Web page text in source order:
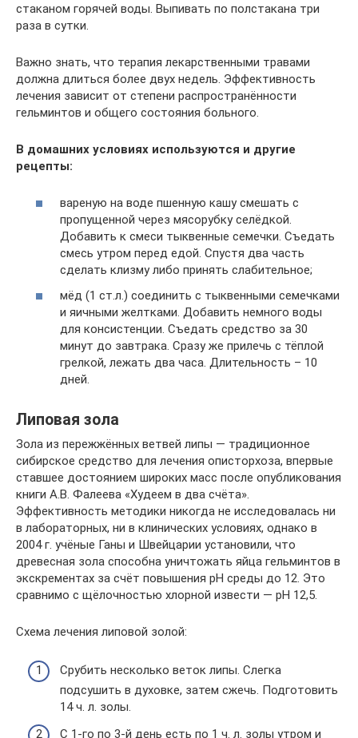
стаканом горячей воды. Выпивать по полстакана три
раза в сутки.
Важно знать, что терапия лекарственными травами
должна длиться более двух недель. Эффективность
лечения зависит от степени распространённости
гельминтов и общего состояния больного.
В домашних условиях используются и другие
рецепты:
вареную на воде пшенную кашу смешать с
пропущенной через мясорубку селёдкой.
Добавить к смеси тыквенные семечки. Съедать
смесь утром перед едой. Спустя два часть
сделать клизму либо принять слабительное;
мёд (1 ст.л.) соединить с тыквенными семечками
и яичными желтками. Добавить немного воды
для консистенции. Съедать средство за 30
минут до завтрака. Сразу же прилечь с тёплой
грелкой, лежать два часа. Длительность – 10
дней.
Липовая зола
Зола из пережжённых ветвей липы — традиционное
сибирское средство для лечения описторхоза, впервые
ставшее достоянием широких масс после опубликования
книги А.В. Фалеева «Худеем в два счёта».
Эффективность методики никогда не исследовалась ни
в лабораторных, ни в клинических условиях, однако в
2004 г. учёные Ганы и Швейцарии установили, что
древесная зола способна уничтожать яйца гельминтов в
экскрементах за счёт повышения pH среды до 12. Это
сравнимо с щёлочностью хлорной извести — pH 12,5.
Схема лечения липовой золой:
Срубить несколько веток липы. Слегка
подсушить в духовке, затем сжечь. Подготовить
14 ч. л. золы.
С 1-го по 3-й день есть по 1 ч. л. золы утром и